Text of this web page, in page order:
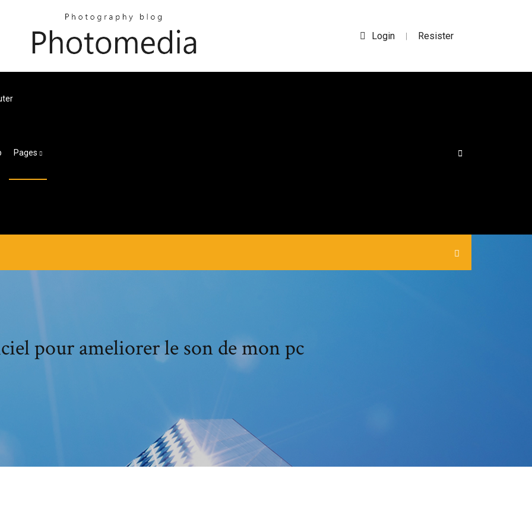
Login | Resister
Pages
pour ameliorer le son de mon pc